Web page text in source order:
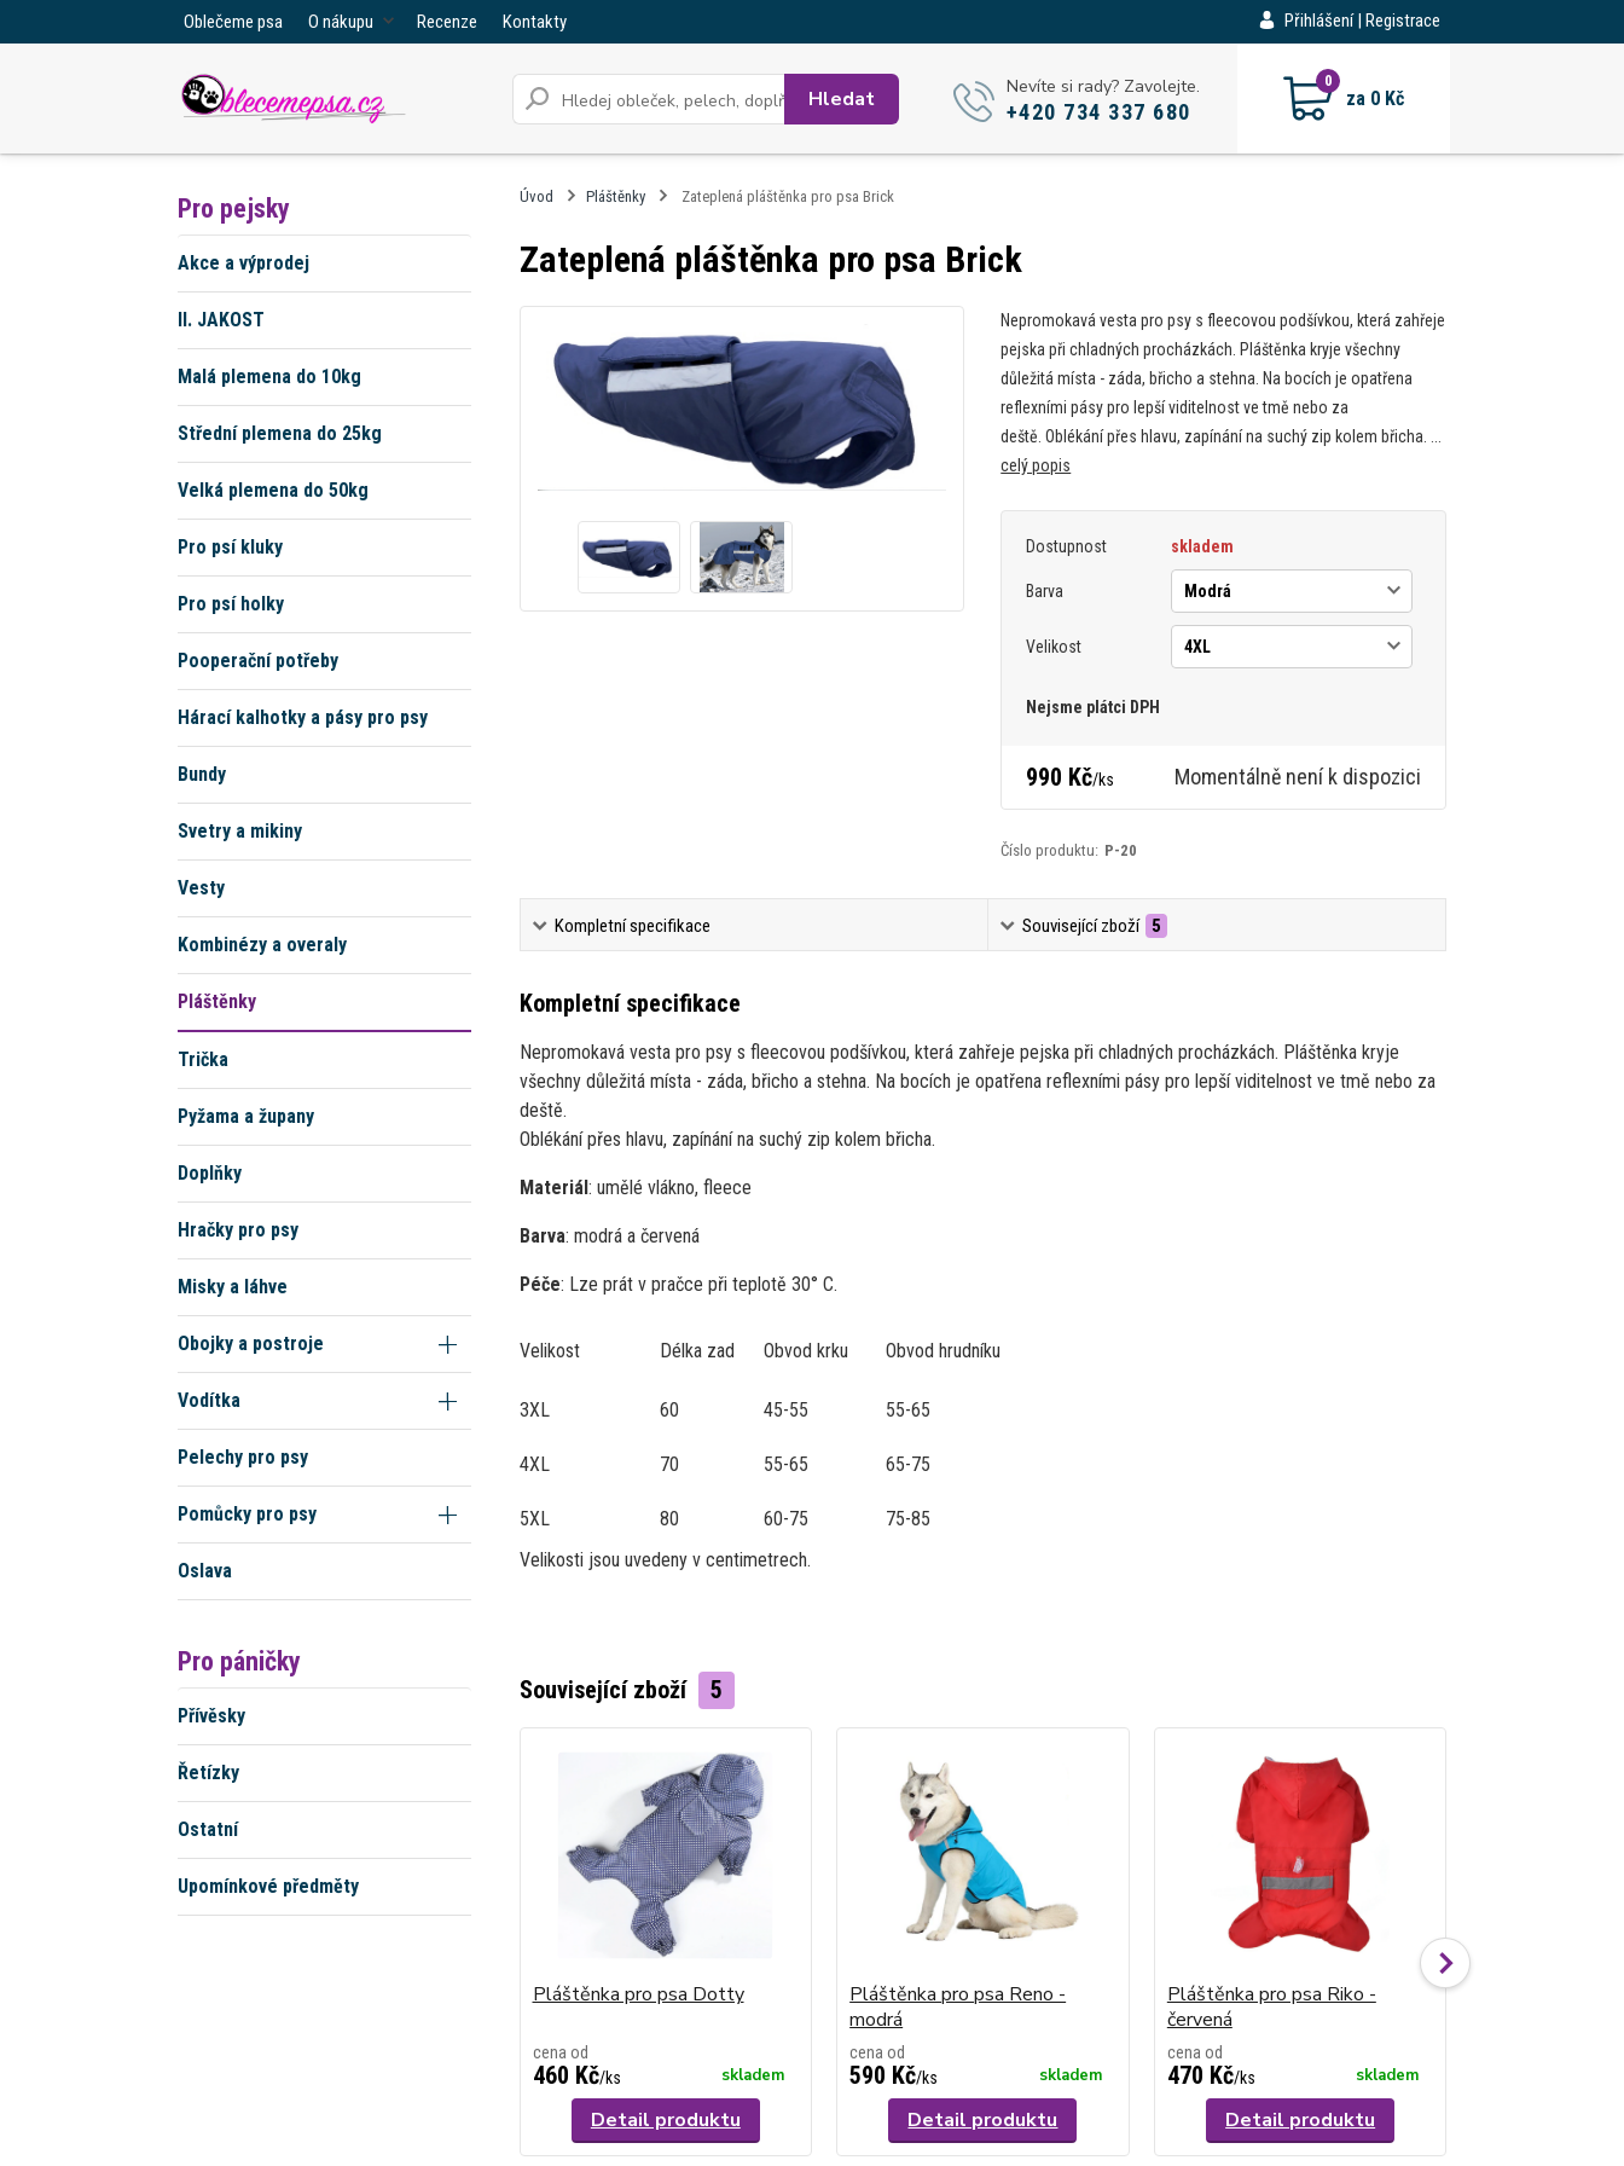
Oblečeme psa O nákupu Recenze Kontakty Přihlášení | Registrace
Hledat Nevíte si rady? Zavolejte.
+420 734 337 680
0
za 0 Kč
Pro pejsky
Akce a výprodej
II. JAKOST
Malá plemena do 10kg
Střední plemena do 25kg
Velká plemena do 50kg
Pro psí kluky
Pro psí holky
Pooperační potřeby
Hárací kalhotky a pásy pro psy
Bundy
Svetry a mikiny
Vesty
Kombinézy a overaly
Pláštěnky
Trička
Pyžama a župany
Doplňky
Hračky pro psy
Misky a láhve
Obojky a postroje
Vodítka
Pelechy pro psy
Pomůcky pro psy
Oslava
Pro páničky
Přívěsky
Řetízky
Ostatní
Upomínkové předměty
Úvod Pláštěnky Zateplená pláštěnka pro psa Brick
Zateplená pláštěnka pro psa Brick
Nepromokavá vesta pro psy s fleecovou podšívkou, která zahřeje
pejska při chladných procházkách. Pláštěnka kryje všechny
důležitá místa - záda, břicho a stehna. Na bocích je opatřena
reflexními pásy pro lepší viditelnost ve tmě nebo za
deště. Oblékání přes hlavu, zapínání na suchý zip kolem břicha. ...
celý popis
Dostupnost skladem
Barva
Velikost
Nejsme plátci DPH
990 Kč/ks Momentálně není k dispozici
Číslo produktu: P-20
Kompletní specifikace Související zboží 5
Kompletní specifikace
Nepromokavá vesta pro psy s fleecovou podšívkou, která zahřeje pejska při chladných procházkách. Pláštěnka kryje
všechny důležitá místa - záda, břicho a stehna. Na bocích je opatřena reflexními pásy pro lepší viditelnost ve tmě nebo za
deště.
Oblékání přes hlavu, zapínání na suchý zip kolem břicha.
Materiál: umělé vlákno, fleece
Barva: modrá a červená
Péče: Lze prát v pračce při teplotě 30° C.
Velikost Délka zad Obvod krku Obvod hrudníku
3XL 60 45-55 55-65
4XL 70 55-65 65-75
5XL 80 60-75
75-85
Velikosti jsou uvedeny v centimetrech.
Související zboží 5
Pláštěnka pro psa Dotty
cena od
460 Kč/ks skladem
Detail produktu
Pláštěnka pro psa Reno -
modrá
cena od
590 Kč/ks skladem
Detail produktu
Pláštěnka pro psa Riko -
červená
cena od
470 Kč/ks skladem
Detail produktu